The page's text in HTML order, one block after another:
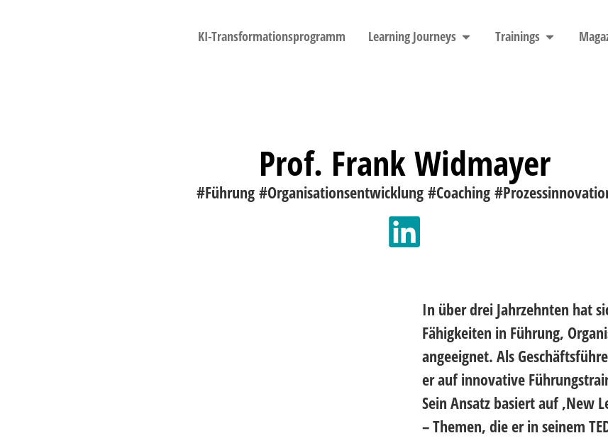
KI-Transformationsprogramm Learning Journeys Trainings
Prof. Frank Widmayer
#Führung #Organisationsentwicklung #Coaching
In über drei Jahrzehnten hat
Fähigkeiten in Führung,
angeeignet. Als
er auf innovative
Sein Ansatz basiert auf ‚New
– Themen, die er in seinem